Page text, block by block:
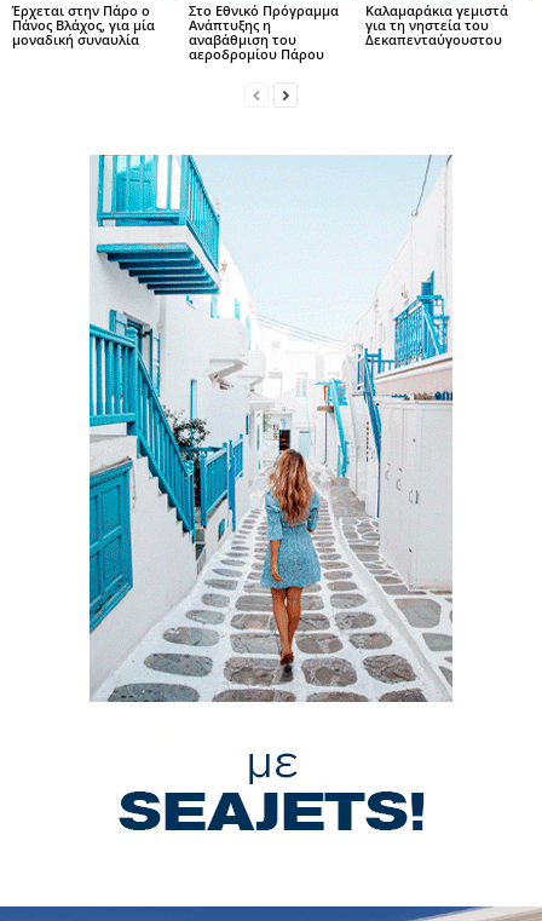
Έρχεται στην Πάρο ο
Πάνος Βλάχος, για μία
μοναδική συναυλία
Στο Εθνικό Πρόγραμμα
Ανάπτυξης η
αναβάθμιση του
αεροδρομίου Πάρου
Καλαμαράκια γεμιστά
για τη νηστεία του
Δεκαπενταύγουστου